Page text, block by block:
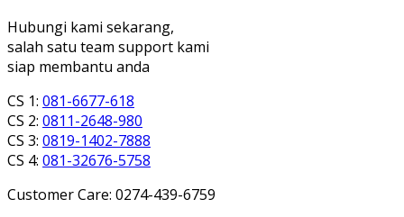
Hubungi kami sekarang,
salah satu team support kami
siap membantu anda
CS 1: 081-6677-618
CS 2: 0811-2648-980
CS 3: 0819-1402-7888
CS 4: 081-32676-5758
Customer Care: 0274-439-6759